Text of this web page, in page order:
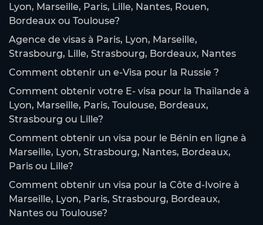
Lyon, Marseille, Paris, Lille, Nantes, Rouen,
Bordeaux ou Toulouse?
Agence de visas à Paris, Lyon, Marseille,
Strasbourg, Lille, Strasbourg, Bordeaux, Nantes
Comment obtenir un e-Visa pour la Russie ?
Comment obtenir votre E- visa pour la Thaïlande à
Lyon, Marseille, Paris, Toulouse, Bordeaux,
Strasbourg ou Lille?
Comment obtenir un visa pour le Bénin en ligne à
Marseille, Lyon, Strasbourg, Nantes, Bordeaux,
Paris ou Lille?
Comment obtenir un visa pour la Côte d-Ivoire à
Marseille, Lyon, Paris, Strasbourg, Bordeaux,
Nantes ou Toulouse?